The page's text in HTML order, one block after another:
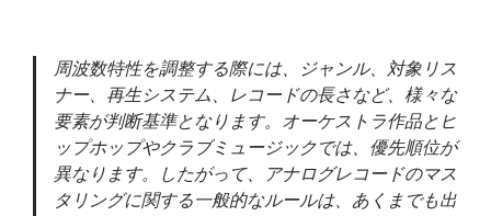
周波数特性を調整する際には、ジャンル、対象リス
ナー、再生システム、レコードの長さなど、様々な
要素が判断基準となります。オーケストラ作品とヒ
ップホップやクラブミュージックでは、優先順位が
異なります。したがって、アナログレコードのマス
タリングに関する一般的なルールは、あくまでも出